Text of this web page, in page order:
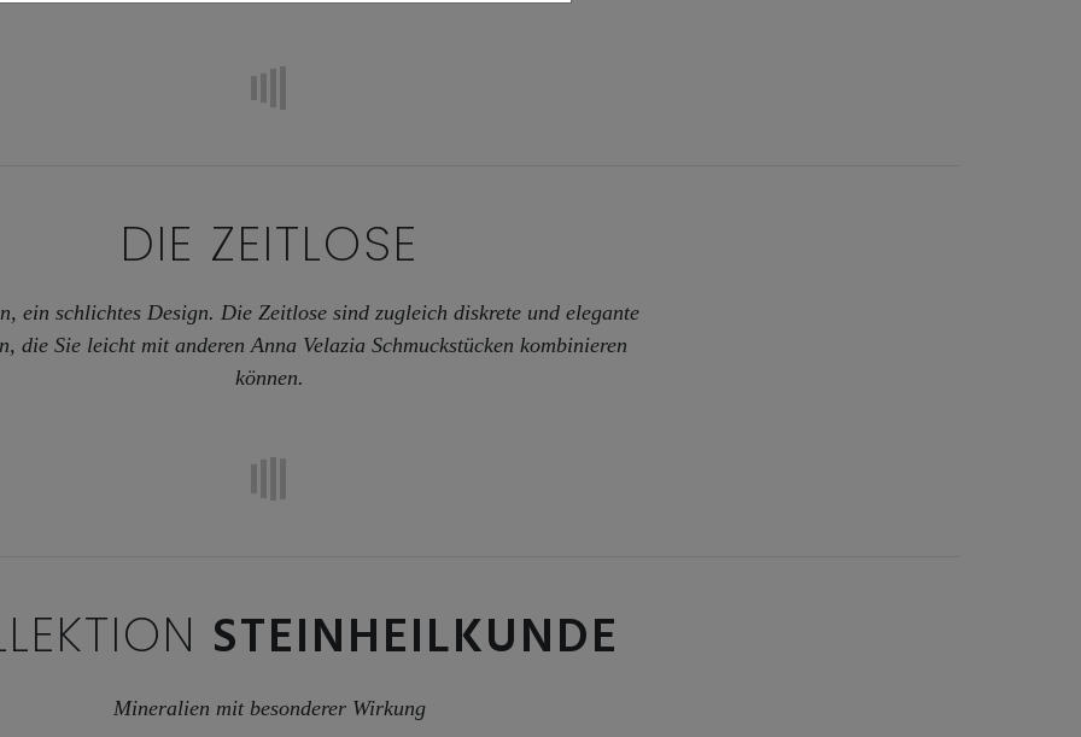
DIE ZEITLOSE
ein schlichtes Design. Die Zeitlose sind zugleich diskrete und elegante
die Sie leicht mit anderen Anna Velazia Schmuckstücken kombinieren
können.
STEINHEILKUNDE
Mineralien mit besonderer Wirkung